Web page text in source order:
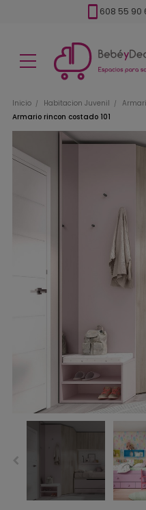
608 55 90
Inicio Habitacion Juvenil
Armario rincon costado 101